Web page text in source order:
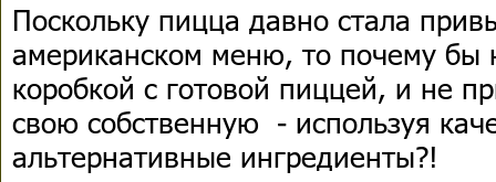
Поскольку пицца давно стала
американском меню, то почему бы
коробкой с готовой пиццей, и не
свою собственную - используя
альтернативные ингредиенты?!